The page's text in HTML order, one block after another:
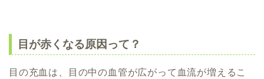
目が赤くなる原因って？
目の充血は、目の中の血管が広がって血流が増えるこ